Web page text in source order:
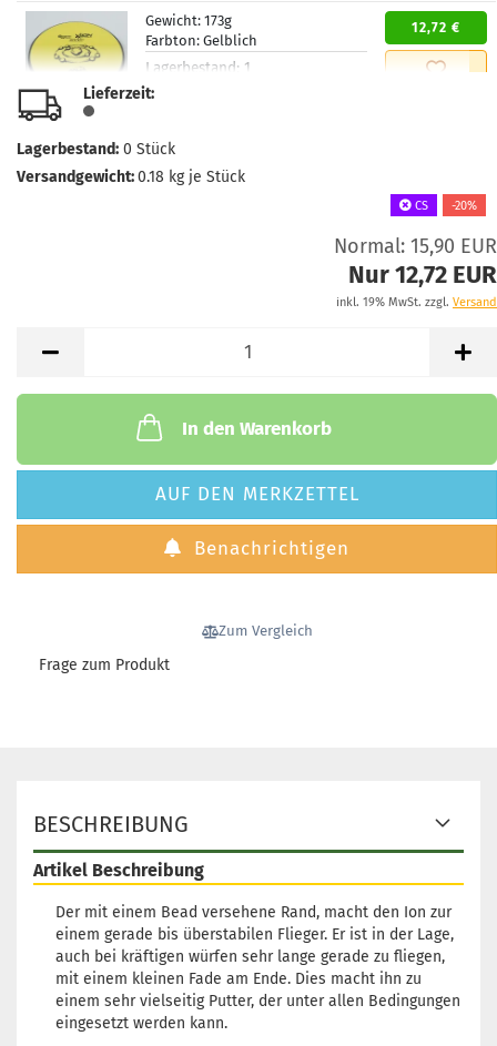
Gewicht: 173g
Farbton: Gelblich
Lagerbestand: 1
Lieferzeit:
12,72 €
Gewicht:
Lagerbestand:
12,72 €
Lagerbestand:1
12,72 €
Gewicht:173g
Farbton:Lila/Violett
Lagerbestand:1
Lieferzeit:2 - 3 Arbeitstage
Gewicht:173g
Lagerbestand:
Lieferzeit:
Gewicht:
Farbton:Lila/Violett
Lagerbestand:1
Lieferzeit:2 - 3 Arbeitstage
Lieferzeit:
Lagerbestand: 0 Stück
Versandgewicht:0.18 kg je Stück
CS -20%
Normal: 15,90 EUR
Nur 12,72 EUR
inkl. 19% MwSt. zzgl. Versand
In den Warenkorb
AUF DEN MERKZETTEL
Benachrichtigen
Zum Vergleich
Frage zum Produkt
BESCHREIBUNG
Artikel Beschreibung
Der mit einem Bead versehene Rand, macht den Ion zur
einem gerade bis überstabilen Flieger. Er ist in der Lage,
auch bei kräftigen würfen sehr lange gerade zu fliegen,
mit einem kleinen Fade am Ende. Dies macht ihn zu
einem sehr vielseitig Putter, der unter allen Bedingungen
eingesetzt werden kann.